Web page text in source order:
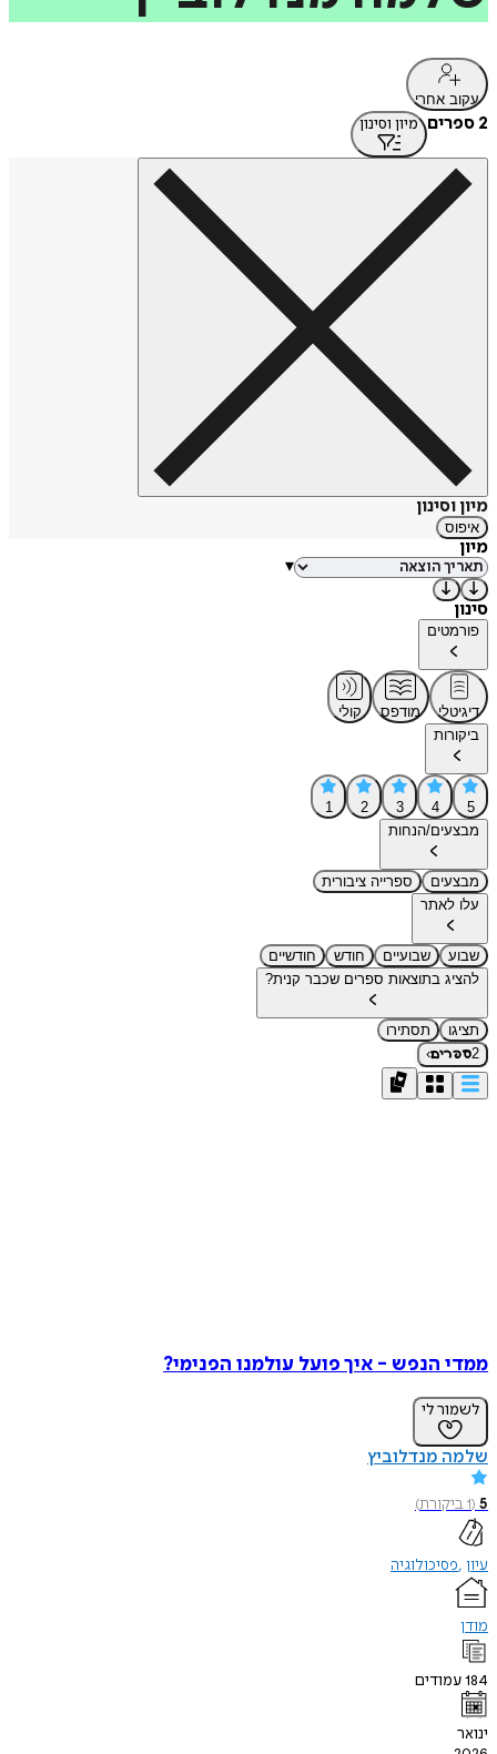
עקוב אחרי
2 ספרים מיון וסינון
מיון וסינון
איפוס
מיון
▾
סינון
פורמטים
דיגיטלי מודפס
קולי
ביקורות
5
4
3
2
1
מבצעים/הנחות
מבצעים
ספרייה ציבורית
עלו לאתר
שבוע שבועיים חודש
חודשיים
להציג בתוצאות ספרים שכבר קנית?
תציגו
תסתירו
2ספרים›
ממדי הנפש - איך פועל עולמנו הפנימי?
לשמור לי
שלמה מנדלוביץ
5
(
1ביקורת)
עיון פסיכולוגיה
מודן
184עמודים
ינואר